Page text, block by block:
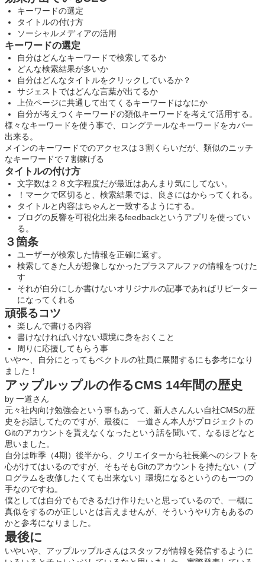
キーワードの選定
タイトルの付け方
ソーシャルメディアの活用
キーワードの選定
自分はどんなキーワードで検索してるか
どんな検索結果が多いか
自分はどんなタイトルをクリックしているか？
サジェストではどんな言葉が出てるか
上位ページに共通して出てくるキーワードはなにか
自分が考えつくキーワードの類似キーワードを考えて活用する。
様々なキーワードを使う事で、ロングテールなキーワードをカバー
出来る。
メインのキーワードでのアクセスは３割くらいだが、類似のニッチ
なキーワードで７割稼げる
タイトルの付け方
文字数は２８文字程度だが最近はあんまり気にしてない。
！マークで区切ると、検索結果では、良きにはからってくれる。
タイトルと内容はちゃんと一致するようにする。
ブログの反響を可視化出来るfeedbackというアプリを使ってい
る。
３箇条
ユーザーが検索した情報を正確に返す。
検索してきた人が想像しなかったプラスアルファの情報をつけた
す
それが自分にしか書けないオリジナルの記事であればリピーター
になってくれる
頑張るコツ
楽しんで書ける内容
書けなければいけない環境に身をおくこと
周りに応援してもらう事
いや〜、自分にとってもベクトルの社員に展開するにも参考になり
ました！
アップルップルの作るCMS 14年間の歴史
by 一道さん
元々社内向け勉強会という事もあって、新人さんんい自社CMSの歴
史をお話してたのですが、最後に 一道さん本人がプロジェクトの
Gitのアカウントを貰えなくなったという話を聞いて、なるほどなと
思いました。
自分は昨季（4期）後半から、クリエイターから社長業へのシフトを
心がけてはいるのですが、そもそもGitのアカウントを持たない（プ
ログラムを改修したくても出来ない）環境になるというのも一つの
手なのですね。
僕としては自分でもできるだけ作りたいと思っているので、一概に
真似をするのが正しいとは言えませんが、そういうやり方もあるの
かと参考になりました。
最後に
いやいや、アップルップルさんはスタッフが情報を発信するように